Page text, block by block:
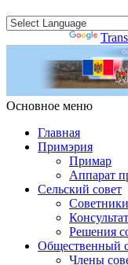
Основное меню
Примэрия Чишмикиой
Главная
Примэрия
Примар
Аппарат
Сельский совет
Советники
Решения
Общественный
Члены